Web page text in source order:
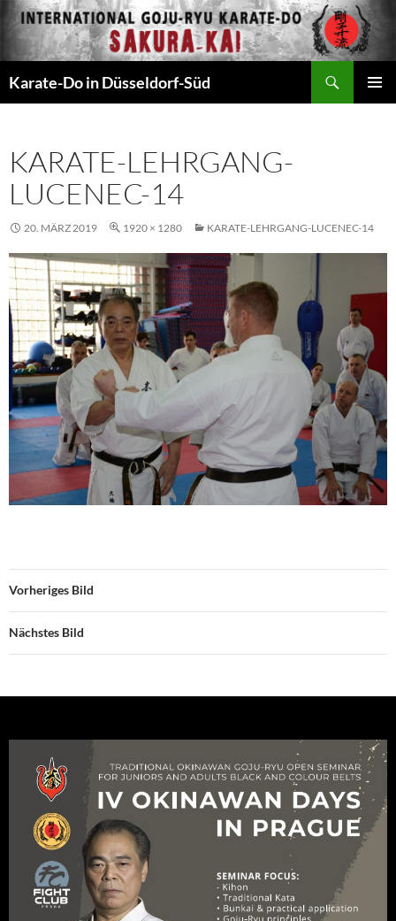
Zum
Inhalt
springen
Karate-Do in Düsseldorf-Süd
KARATE-LEHRGANG-
LUCENEC-14
20. MÄRZ 2019 1920 × 1280 KARATE-LEHRGANG-LUCENEC-14
Vorheriges Bild
Nächstes Bild